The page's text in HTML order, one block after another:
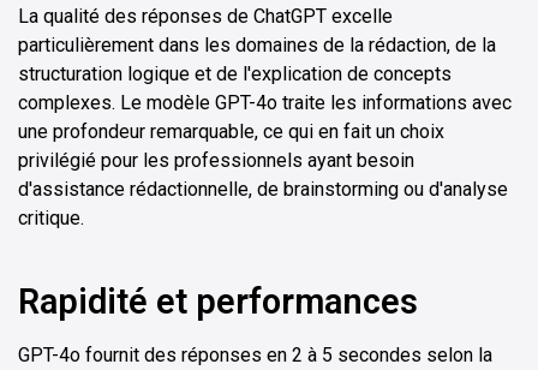
La qualité des réponses de ChatGPT excelle
particulièrement dans les domaines de la rédaction, de la
structuration logique et de l'explication de concepts
complexes. Le modèle GPT-4o traite les informations avec
une profondeur remarquable, ce qui en fait un choix
privilégié pour les professionnels ayant besoin
d'assistance rédactionnelle, de brainstorming ou d'analyse
critique.
Rapidité et performances
GPT-4o fournit des réponses en 2 à 5 secondes selon la